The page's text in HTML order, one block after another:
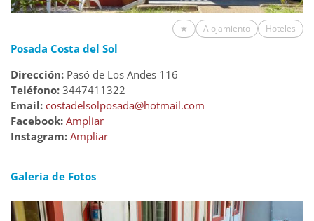
★ Alojamiento Hoteles
Posada Costa del Sol
Dirección: Pasó de Los Andes 116
Teléfono: 3447411322
Email: costadelsolposada@hotmail.com
Facebook: Ampliar
Instagram: Ampliar
Galería de Fotos